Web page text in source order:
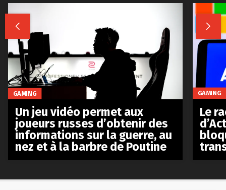
 
GAMING
Un jeu vidéo permet aux
joueurs russes d’obtenir des
informations sur la guerre, au
nez et à la barbre de Poutine
GAMING
Le